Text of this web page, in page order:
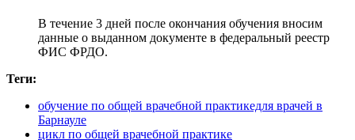
В течение 3 дней после окончания обучения вносим
данные о выданном документе в федеральный реестр
ФИС ФРДО.
Теги:
обучение по общей врачебной практикедля врачей в
Барнауле
цикл по общей врачебной практике